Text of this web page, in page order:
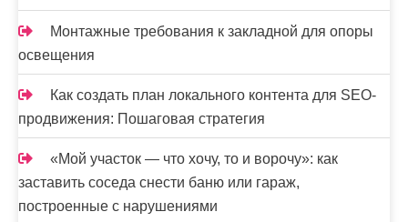
Монтажные требования к закладной для опоры
освещения
Как создать план локального контента для SEO-
продвижения: Пошаговая стратегия
«Мой участок — что хочу, то и ворочу»: как
заставить соседа снести баню или гараж,
построенные с нарушениями